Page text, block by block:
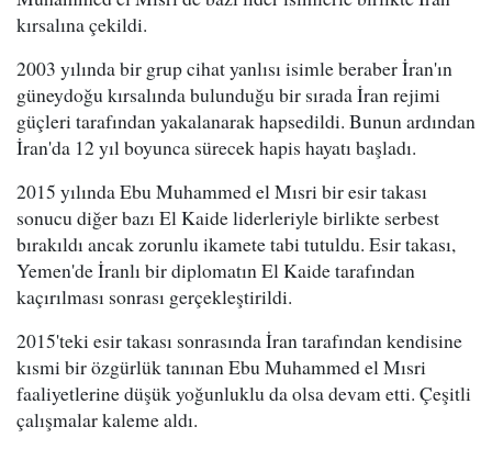
kırsalına çekildi.
2003 yılında bir grup cihat yanlısı isimle beraber İran'ın
güneydoğu kırsalında bulunduğu bir sırada İran rejimi
güçleri tarafından yakalanarak hapsedildi. Bunun ardından
İran'da 12 yıl boyunca sürecek hapis hayatı başladı.
2015 yılında Ebu Muhammed el Mısri bir esir takası
sonucu diğer bazı El Kaide liderleriyle birlikte serbest
bırakıldı ancak zorunlu ikamete tabi tutuldu. Esir takası,
Yemen'de İranlı bir diplomatın El Kaide tarafından
kaçırılması sonrası gerçekleştirildi.
2015'teki esir takası sonrasında İran tarafından kendisine
kısmi bir özgürlük tanınan Ebu Muhammed el Mısri
faaliyetlerine düşük yoğunluklu da olsa devam etti. Çeşitli
çalışmalar kaleme aldı.